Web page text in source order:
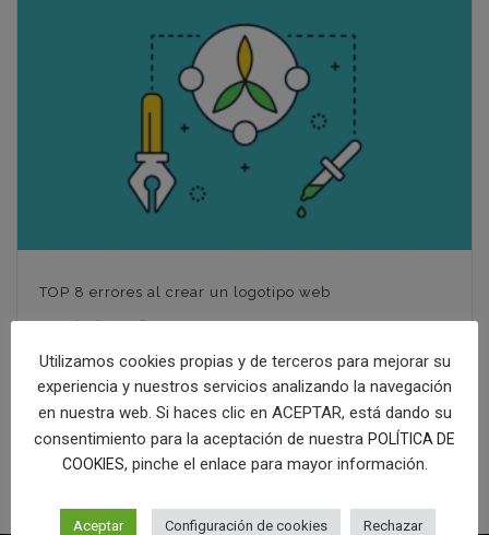
TOP 8 errores al crear un logotipo web
22 noviembre, 2018
Read More
Utilizamos cookies propias y de terceros para mejorar su
experiencia y nuestros servicios analizando la navegación
en nuestra web. Si haces clic en ACEPTAR, está dando su
consentimiento para la aceptación de nuestra POLÍTICA DE
COOKIES, pinche el enlace para mayor información.
Aceptar Configuración de cookies Rechazar